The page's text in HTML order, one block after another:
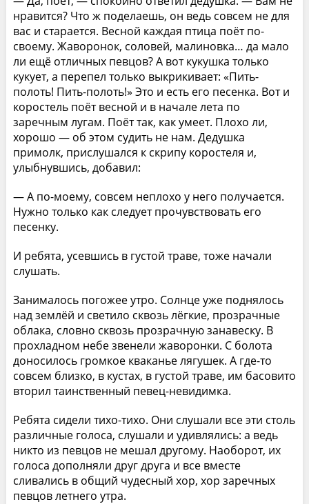
нравится? Что ж поделаешь, он ведь совсем не для
вас и старается. Весной каждая птица поёт по-
своему. Жаворонок, соловей, малиновка… да мало
ли ещё отличных певцов? А вот кукушка только
кукует, а перепел только выкрикивает: «Пить-
полоть! Пить-полоть!» Это и есть его песенка. Вот и
коростель поёт весной и в начале лета по
заречным лугам. Поёт так, как умеет. Плохо ли,
хорошо — об этом судить не нам. Дедушка
примолк, прислушался к скрипу коростеля и,
улыбнувшись, добавил:
— А по-моему, совсем неплохо у него получается.
Нужно только как следует прочувствовать его
песенку.
И ребята, усевшись в густой траве, тоже начали
слушать.
Занималось погожее утро. Солнце уже поднялось
над землёй и светило сквозь лёгкие, прозрачные
облака, словно сквозь прозрачную занавеску. В
прохладном небе звенели жаворонки. С болота
доносилось громкое кваканье лягушек. А где-то
совсем близко, в кустах, в густой траве, им басовито
вторил таинственный певец-невидимка.
Ребята сидели тихо-тихо. Они слушали все эти столь
различные голоса, слушали и удивлялись: а ведь
никто из певцов не мешал другому. Наоборот, их
голоса дополняли друг друга и все вместе
сливались в общий чудесный хор, хор заречных
певцов летнего утра.